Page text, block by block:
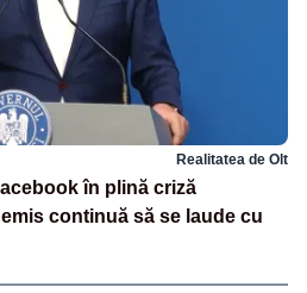
Realitatea de Olt
în plină criză
continuă să se laude cu